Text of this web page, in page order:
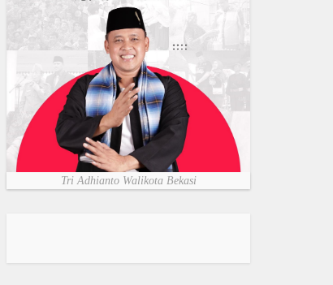
Tri Adhianto Walikota Bekasi